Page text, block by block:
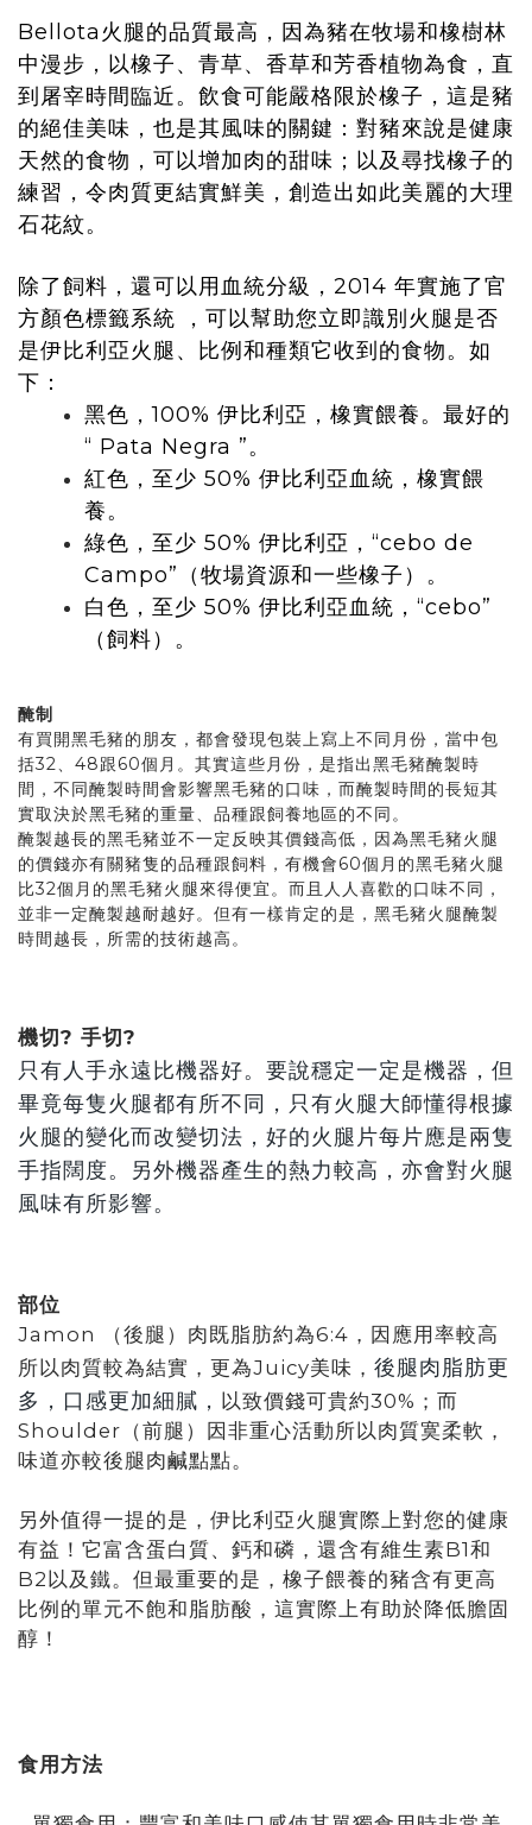
Bellota火腿的品質最高，因為豬在牧場和橡樹林
中漫步，以橡子、青草、香草和芳香植物為食，直
到屠宰時間臨近。飲食可能嚴格限於橡子，這是豬
的絕佳美味，也是其風味的關鍵：對豬來說是健康
天然的食物，可以增加肉的甜味；以及尋找橡子的
練習，令肉質更結實鮮美，創造出如此美麗的大理
石花紋。
除了飼料，還可以用血統分級，2014 年實施了官
方顏色標籤系統 ，可以幫助您立即識別火腿是否
是伊比利亞火腿、比例和種類它收到的食物。如
下：
黑色，100% 伊比利亞，橡實餵養。最好的
“ Pata Negra ”。
紅色，至少 50% 伊比利亞血統，橡實餵
養。
綠色，至少 50% 伊比利亞，“cebo de
Campo”（牧場資源和一些橡子）。
白色，至少 50% 伊比利亞血統，“cebo”
（飼料）。
醃制
有買開黑毛豬的朋友，都會發現包裝上寫上不同月份，當中包
括32、48跟60個月。其實這些月份，是指出黑毛豬醃製時
間，不同醃製時間會影響黑毛豬的口味，而醃製時間的長短其
實取決於黑毛豬的重量、品種跟飼養地區的不同。
醃製越長的黑毛豬並不一定反映其價錢高低，因為黑毛豬火腿
的價錢亦有關豬隻的品種跟飼料，有機會60個月的黑毛豬火腿
比32個月的黑毛豬火腿來得便宜。而且人人喜歡的口味不同，
並非一定醃製越耐越好。但有一樣肯定的是，黑毛豬火腿醃製
時間越長，所需的技術越高。
機切? 手切?
只有人手永遠比機器好。要說穩定一定是機器，但
畢竟每隻火腿都有所不同，只有火腿大師懂得根據
火腿的變化而改變切法，好的火腿片每片應是兩隻
手指闊度。另外機器產生的熱力較高，亦會對火腿
風味有所影響。
部位
Jamon （後腿）肉既脂肪約為6:4，因應用率較高
所以肉質較為結實，更為Juicy美味， 後腿肉脂肪更
多，口感更加細膩， 以致價錢可貴約30%；而
Shoulder（前腿）因非重心活動所以肉質寞柔軟，
味道亦較後腿肉鹹點點。
另外值得一提的是，伊比利亞火腿實際上對您的健康
有益！它富含蛋白質、鈣和磷，還含有維生素B1和
B2以及鐵。但最重要的是，橡子餵養的豬含有更高
比例的單元不飽和脂肪酸，這實際上有助於降低膽固
醇！
食用方法